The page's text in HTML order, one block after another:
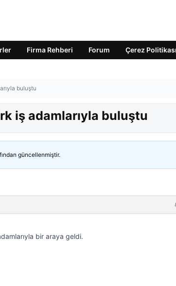
Firma Rehberi Forum Çerez Politikası
buluştu
iş adamlarıyla buluştu
güncellenmiştir.
bir araya geldi.